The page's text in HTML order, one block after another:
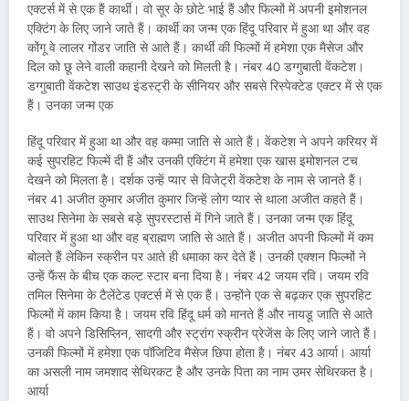
एक्टर्स में से एक हैं कार्थी। वो सूर के छोटे भाई हैं और फिल्मों में अपनी इमोशनल
एक्टिंग के लिए जाने जाते हैं। कार्थी का जन्म एक हिंदू परिवार में हुआ था और वह
कोंगू वे लालर गोंडर जाति से आते हैं। कार्थी की फिल्मों में हमेशा एक मैसेज और
दिल को छू लेने वाली कहानी देखने को मिलती है। नंबर 40 डग्गुबाती वेंकटेश।
डग्गुबाती वेंकटेश साउथ इंडस्ट्री के सीनियर और सबसे रिस्पेक्टेड एक्टर में से एक
हैं। उनका जन्म एक
हिंदू परिवार में हुआ था और वह कम्मा जाति से आते हैं। वेंकटेश ने अपने करियर में
कई सुपरहिट फिल्में दी हैं और उनकी एक्टिंग में हमेशा एक खास इमोशनल टच
देखने को मिलता है। दर्शक उन्हें प्यार से विजेट्री वेंकटेश के नाम से जानते हैं।
नंबर 41 अजीत कुमार अजीत कुमार जिन्हें लोग प्यार से थाला अजीत कहते हैं।
साउथ सिनेमा के सबसे बड़े सुपरस्टार्स में गिने जाते हैं। उनका जन्म एक हिंदू
परिवार में हुआ था और वह ब्राह्मण जाति से आते हैं। अजीत अपनी फिल्मों में कम
बोलते हैं लेकिन स्क्रीन पर आते ही धमाका कर देते हैं। उनकी एक्शन फिल्मों ने
उन्हें फैंस के बीच एक कल्ट स्टार बना दिया है। नंबर 42 जयम रवि। जयम रवि
तमिल सिनेमा के टैलेंटेड एक्टर्स में से एक हैं। उन्होंने एक से बढ़कर एक सुपरहिट
फिल्मों में काम किया है। जयम रवि हिंदू धर्म को मानते हैं और नायडू जाति से आते
हैं। वो अपने डिसिप्लिन, सादगी और स्ट्रांग स्क्रीन प्रेजेंस के लिए जाने जाते हैं।
उनकी फिल्मों में हमेशा एक पॉजिटिव मैसेज छिपा होता है। नंबर 43 आर्या। आर्या
का असली नाम जमशाद सेथिरकट है और उनके पिता का नाम उमर सेथिरकत है।
आर्या